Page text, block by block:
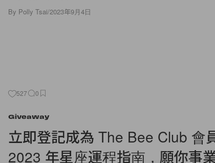
By Polly Tsai/2023年9月4日
527 0
Giveaway
立即登記成為 The Bee Club 會
2023 年星座運程指南，願你事